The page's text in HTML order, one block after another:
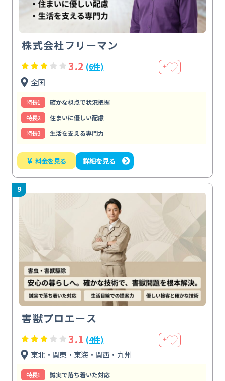
株式会社フリーマン
3.2 (6件) ＋
全国
特⻑1
確かな視点で状況把握
特⻑2
住まいに優しい配慮
特⻑3
生活を支える専門力
¥ 料金を見る 詳細を見る
9
害獣プロエース
3.1 (4件) ＋
東北・関東・東海・関西・九州
特⻑1
誠実で落ち着いた対応